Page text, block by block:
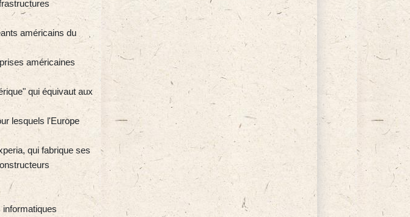
américains du
américaines
qui équivaut aux
lesquels l'Europe
qui fabrique ses